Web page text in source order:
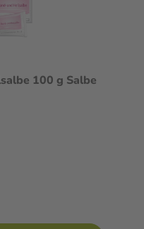
100 g Salbe